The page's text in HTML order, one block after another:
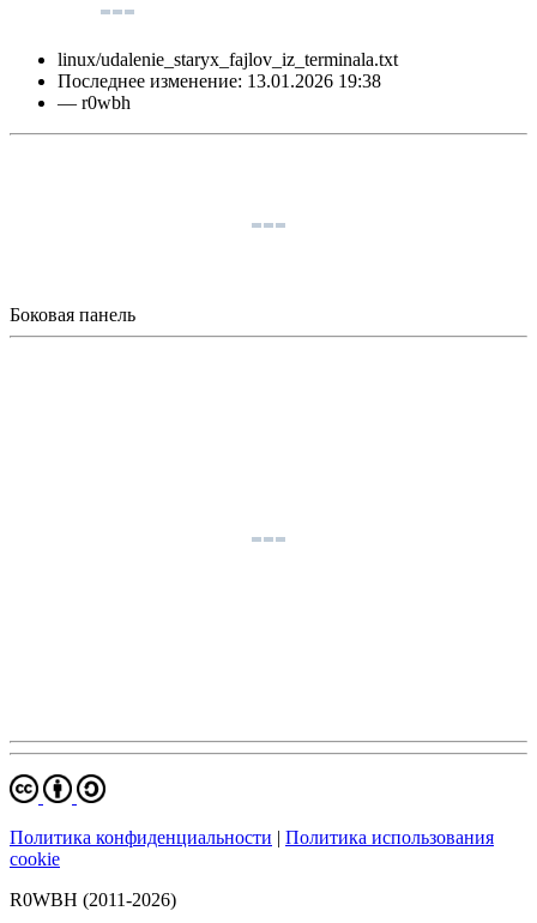
linux/udalenie_staryx_fajlov_iz_terminala.txt
Последнее изменение: 13.01.2026 19:38
— r0wbh
Боковая панель
Политика конфиденциальности | Политика использования
cookie
R0WBH (2011-2026)